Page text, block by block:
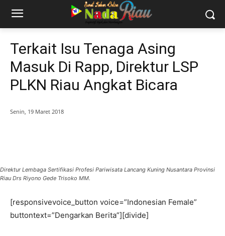
Terkait Isu Tenaga Asing
Masuk Di Rapp, Direktur LSP
PLKN Riau Angkat Bicara
Senin, 19 Maret 2018
Direktur Lembaga Sertifikasi Profesi Pariwisata Lancang Kuning Nusantara Provinsi
Riau Drs Riyono Gede Trisoko MM.
[responsivevoice_button voice=”Indonesian Female”
buttontext=”Dengarkan Berita”][divide]